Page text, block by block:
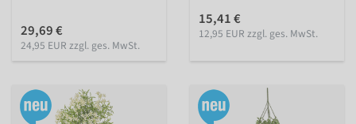
29,69 €
24,95 EUR zzgl. ges. MwSt.
15,41 €
12,95 EUR zzgl. ges. MwSt.